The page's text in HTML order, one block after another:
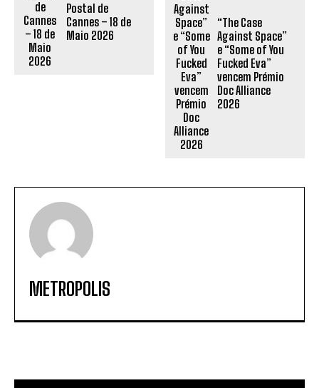
Postal de
Cannes – 18 de
Maio 2026
“The Case
Against Space”
e “Some of You
Fucked Eva”
vencem Prémio
Doc Alliance
2026
METROPOLIS